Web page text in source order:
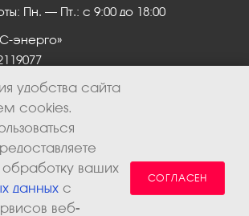
Пн. – Пт.: с 9:00 до 18:00
энерго»
удобства сайта
cookies.
ваших
данных с
веб-
СОГЛАСЕН